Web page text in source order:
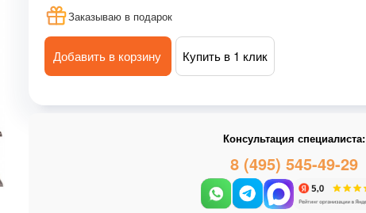
Заказываю в подарок
Добавить в корзину Купить в 1 клик
Консультация специалиста:
8 (495) 545-49-29